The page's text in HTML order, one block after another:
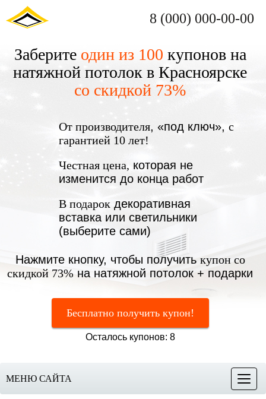
8 (000) 000-00-00
Заберите один из 100 купонов на
натяжной потолок в Красноярске
со скидкой 73%
От производителя, «под ключ», с
гарантией 10 лет!
Честная цена, которая не
изменится до конца работ
В подарок декоративная
вставка или светильники
(выберите сами)
Нажмите кнопку, чтобы получить купон со
скидкой 73% на натяжной потолок + подарки
Бесплатно получить купон!
Осталось купонов: 8
Меню
МЕНЮ САЙТА